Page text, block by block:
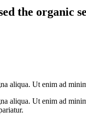
the organic
aliqua. Ut enim ad
aliqua. Ut enim ad